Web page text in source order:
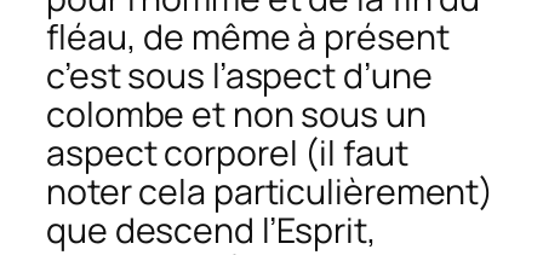
fléau, de même à présent
c’est sous l’aspect d’une
colombe et non sous un
aspect corporel (il faut
noter cela particulièrement)
que descend l’Esprit,